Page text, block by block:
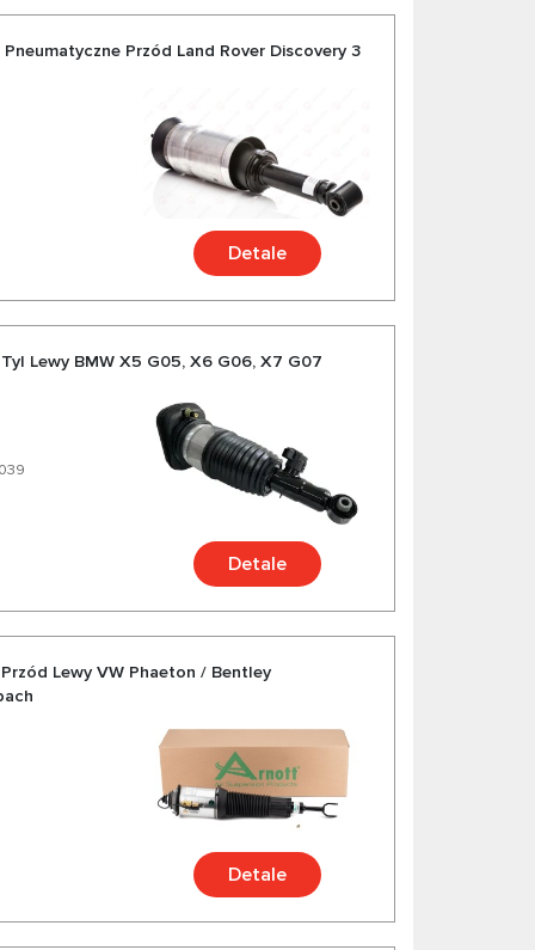
Przód Land Rover Discovery 3
Detale
Lewy BMW X5 G05, X6 G06, X7 G07
Detale
Lewy VW Phaeton / Bentley
Detale